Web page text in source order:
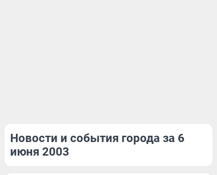
Новости и события города за 6
июня 2003